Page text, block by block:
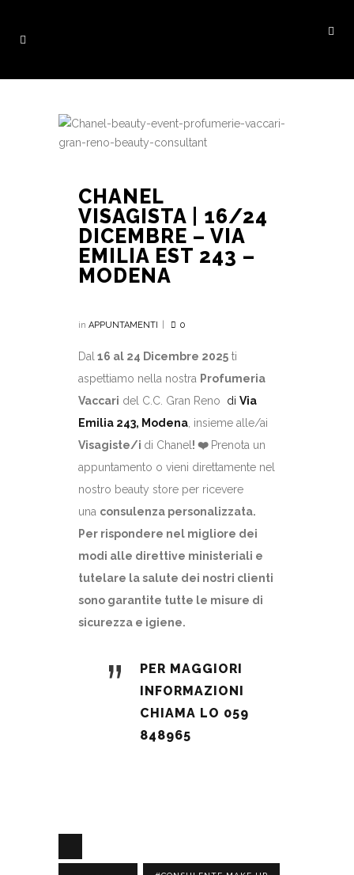
CHANEL
VISAGISTA | 16/24
DICEMBRE – VIA
EMILIA EST 243 –
MODENA
in APPUNTAMENTI 0
Dal 16 al 24 Dicembre 2025 ti
aspettiamo nella nostra Profumeria
Vaccari del C.C. Gran Reno di Via
Emilia 243, Modena , insieme alle/ai
Visagiste/i di Chanel ! ❤️ Prenota un
appuntamento o vieni direttamente nel
nostro beauty store per ricevere
una consulenza personalizzata.
Per rispondere nel migliore dei
modi alle direttive ministeriali e
tutelare la salute dei nostri clienti
sono garantite tutte le misure di
sicurezza e igiene.
”
PER MAGGIORI
INFORMAZIONI
CHIAMA LO 059
848965